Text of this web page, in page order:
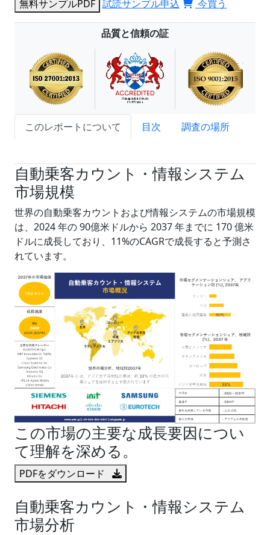
無料サンプルPDF 試読サンプル申込 今買う
品質と信頼の証
このレポートについて 目次
調査の場所
自動乗客カウント・情報システム
市場規模
世界の自動乗客カウントおよび情報システムの市場規模
は、2024 年の 90億米ドルから 2037 年までに 170 億米
ドルに成長しており、11%のCAGRで成長すると予測さ
れています。
この市場の主要な成長要因につい
て理解を深める。
PDFをダウンロード
自動乗客カウント・情報システム
市場分析